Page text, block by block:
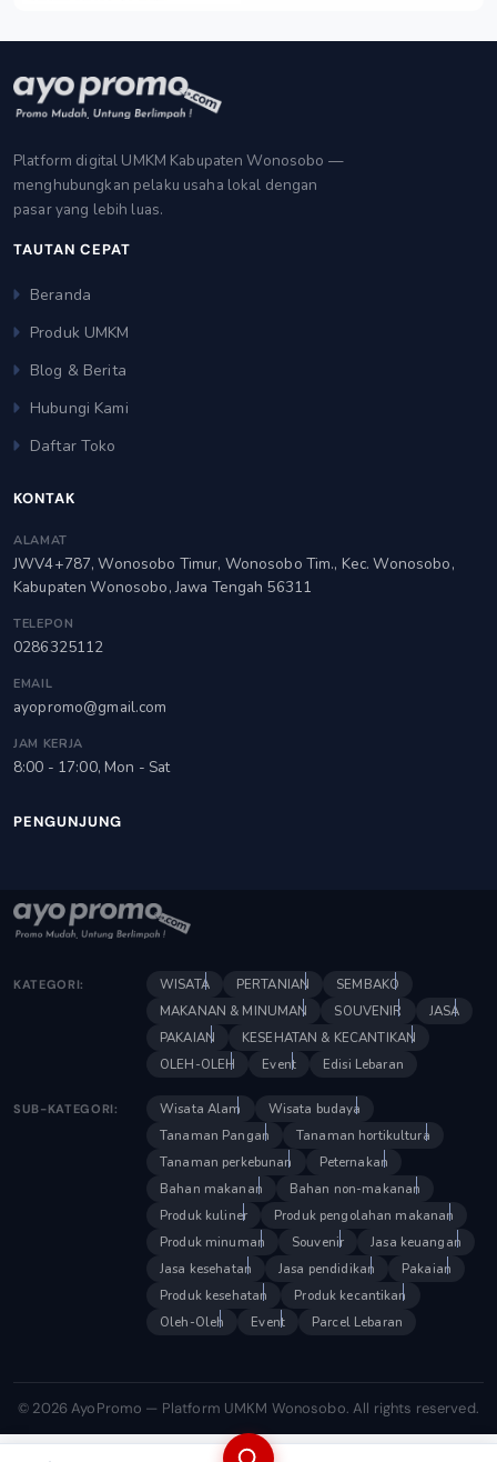
Platform digital UMKM Kabupaten Wonosobo —
menghubungkan pelaku usaha lokal dengan
pasar yang lebih luas.
TAUTAN CEPAT
Beranda
Produk UMKM
Blog & Berita
Hubungi Kami
Daftar Toko
KONTAK
ALAMAT
JWV4+787, Wonosobo Timur, Wonosobo Tim., Kec. Wonosobo,
Kabupaten Wonosobo, Jawa Tengah 56311
TELEPON
0286325112
EMAIL
ayopromo@gmail.com
JAM KERJA
8:00 - 17:00, Mon - Sat
PENGUNJUNG
KATEGORI: WISATA PERTANIAN
SEMBAKO
MAKANAN & MINUMAN
SOUVENIR
JASA
PAKAIAN
KESEHATAN & KECANTIKAN
OLEH-OLEH
Event Edisi Lebaran
SUB-KATEGORI: Wisata Alam
Wisata budaya
Tanaman Pangan
Tanaman hortikultura
Tanaman perkebunan
Peternakan
Bahan makanan
Bahan non-makanan
Produk kuliner
Produk pengolahan makanan
Produk minuman
Souvenir
Jasa keuangan
Jasa kesehatan
Jasa pendidikan
Pakaian
Produk kesehatan
Produk kecantikan
Oleh-Oleh
Event Parcel Lebaran
© 2026 AyoPromo — Platform UMKM Wonosobo. All rights reserved.